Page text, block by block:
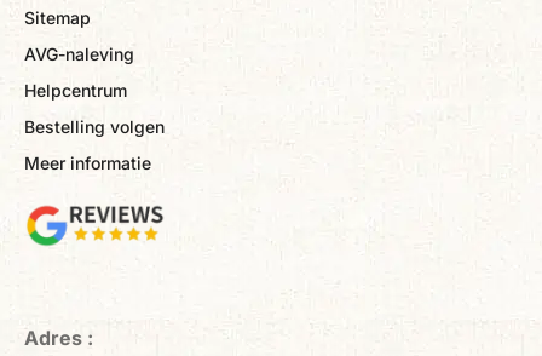
Sitemap
AVG-naleving
Helpcentrum
Bestelling volgen
Meer informatie
Adres :